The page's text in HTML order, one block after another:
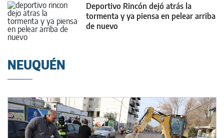
Deportivo Rincón dejó atrás la
tormenta y ya piensa en pelear arriba
de nuevo
NEUQUÉN